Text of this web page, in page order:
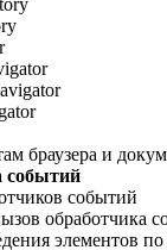
браузера и
событий
событий
обработчика
элементов